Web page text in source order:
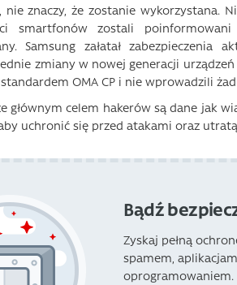
nie znaczy, że zostanie wykorzystana.
smartfonów zostali
Samsung załatał
zmiany w nowej generacji
OMA CP i nie wprowadzili
głównym celem hakerów są dane jak
uchronić się przed atakami oraz
Bądź
Zyskaj pełną
spamem,
oprogramowaniem.